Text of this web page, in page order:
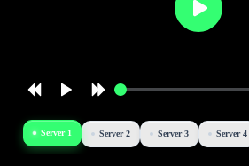
Server 1 Server 2 Server 3 Server 4